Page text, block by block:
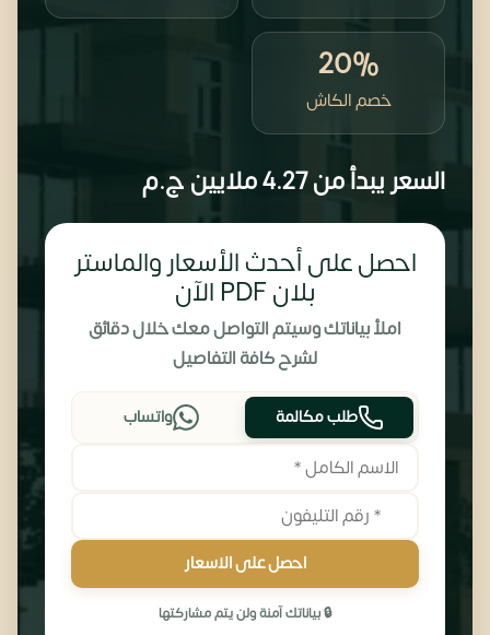
20%
خصم الكاش
السعر يبدأ من4.27 ملايين ج.م
احصل على أحدث الأسعار والماستر
بلان PDF الآن
املأ بياناتك وسيتم التواصل معك خلال دقائق
لشرح كافة التفاصيل
طلب مكالمة واتساب
احصل على الاسعار
🔒 بياناتك آمنة ولن يتم مشاركتها